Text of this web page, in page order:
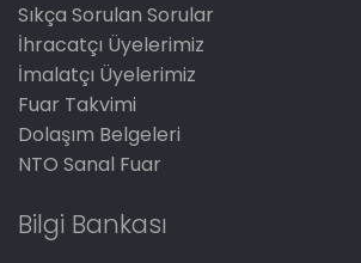
Sıkça Sorulan Sorular
İhracatçı Üyelerimiz
İmalatçı Üyelerimiz
Fuar Takvimi
Dolaşım Belgeleri
NTO Sanal Fuar
Bilgi Bankası